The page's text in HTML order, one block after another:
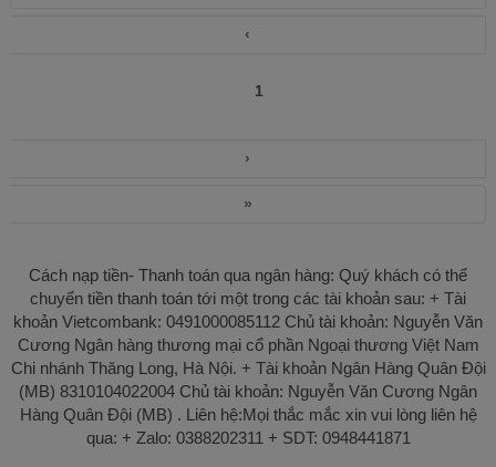
‹
1
›
»
Cách nạp tiền- Thanh toán qua ngân hàng: Quý khách có thể
chuyển tiền thanh toán tới một trong các tài khoản sau: + Tài
khoản Vietcombank: 0491000085112 Chủ tài khoản: Nguyễn Văn
Cương Ngân hàng thương mại cổ phần Ngoại thương Việt Nam
Chi nhánh Thăng Long, Hà Nội. + Tài khoản Ngân Hàng Quân Đội
(MB) 8310104022004 Chủ tài khoản: Nguyễn Văn Cương Ngân
Hàng Quân Đội (MB) . Liên hệ:Mọi thắc mắc xin vui lòng liên hệ
qua: + Zalo: 0388202311 + SDT: 0948441871